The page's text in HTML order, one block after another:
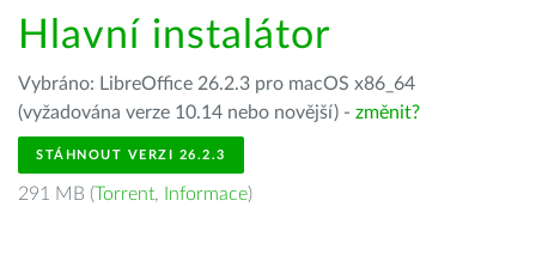
Hlavní instalátor
Vybráno: LibreOffice 26.2.3 pro macOS x86_64
(vyžadována verze 10.14 nebo novější) - změnit?
STÁHNOUT VERZI 26.2.3
291 MB (Torrent, Informace)